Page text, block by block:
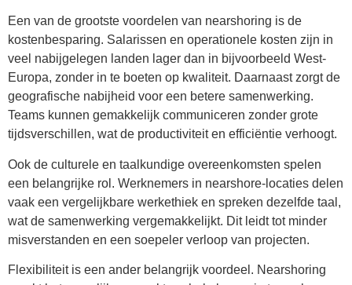
Een van de grootste voordelen van nearshoring is de
kostenbesparing. Salarissen en operationele kosten zijn in
veel nabijgelegen landen lager dan in bijvoorbeeld West-
Europa, zonder in te boeten op kwaliteit. Daarnaast zorgt de
geografische nabijheid voor een betere samenwerking.
Teams kunnen gemakkelijk communiceren zonder grote
tijdsverschillen, wat de productiviteit en efficiëntie verhoogt.
Ook de culturele en taalkundige overeenkomsten spelen
een belangrijke rol. Werknemers in nearshore-locaties delen
vaak een vergelijkbare werkethiek en spreken dezelfde taal,
wat de samenwerking vergemakkelijkt. Dit leidt tot minder
misverstanden en een soepeler verloop van projecten.
Flexibiliteit is een ander belangrijk voordeel. Nearshoring